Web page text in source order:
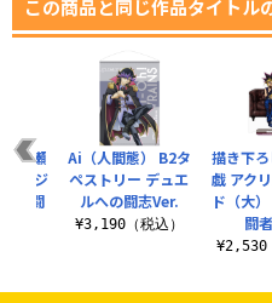
この商品と同じ作品タイトル
描き下
戯 アク
ド（大
闘
¥2,530
馬瀬
ッジ
決闘
Ai（人間態） B2タ
ペストリー デュエ
ルへの闘志Ver.
¥3,190（税込）